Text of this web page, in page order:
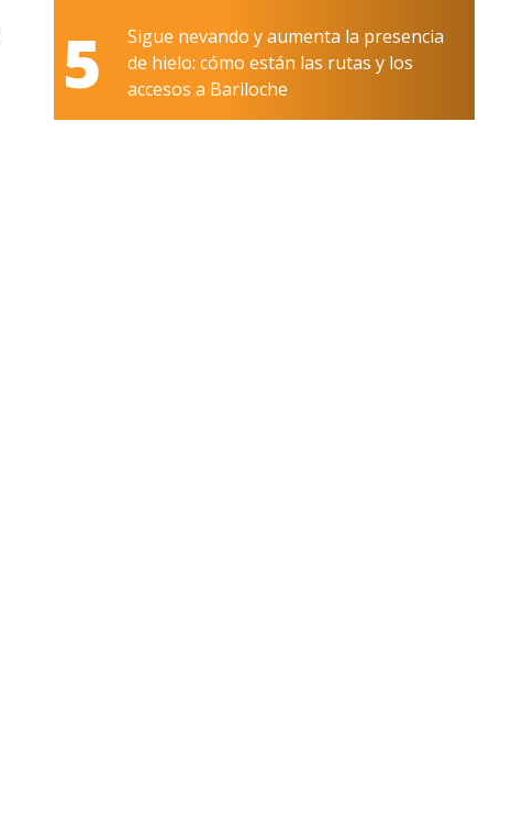
5
Sigue nevando y aumenta la presencia
de hielo: cómo están las rutas y los
accesos a Bariloche